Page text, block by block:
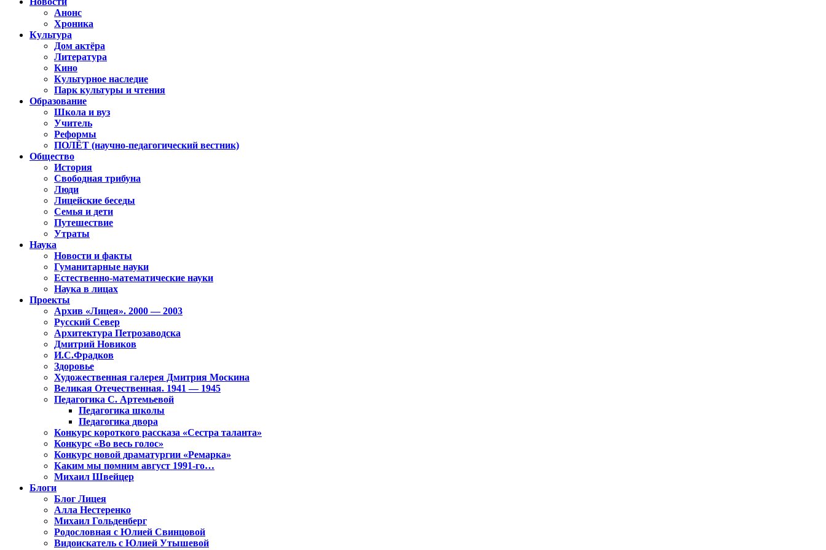
Анонс
Хроника
Культура
Дом актёра
Литература
Кино
Культурное наследие
Парк культуры и чтения
Образование
Школа и вуз
Учитель
Реформы
ПОЛЁТ (научно-педагогический вестник)
Общество
История
Свободная трибуна
Люди
Лицейские беседы
Семья и дети
Путешествие
Утраты
Наука
Новости и факты
Гуманитарные науки
Естественно-математические науки
Наука в лицах
Проекты
Архив «Лицея». 2000 — 2003
Русский Север
Архитектура Петрозаводска
Дмитрий Новиков
И.С.Фрадков
Здоровье
Художественная галерея Дмитрия Москина
Великая Отечественная. 1941 — 1945
Педагогика С. Артемьевой
Педагогика школы
Педагогика двора
Конкурс короткого рассказа «Сестра таланта»
Конкурс «Во весь голос»
Конкурс новой драматургии «Ремарка»
Каким мы помним август 1991-го…
Михаил Швейцер
Блоги
Блог Лицея
Алла Нестеренко
Михаил Гольденберг
Родословная с Юлией Свинцовой
Видоискатель с Юлией Утышевой